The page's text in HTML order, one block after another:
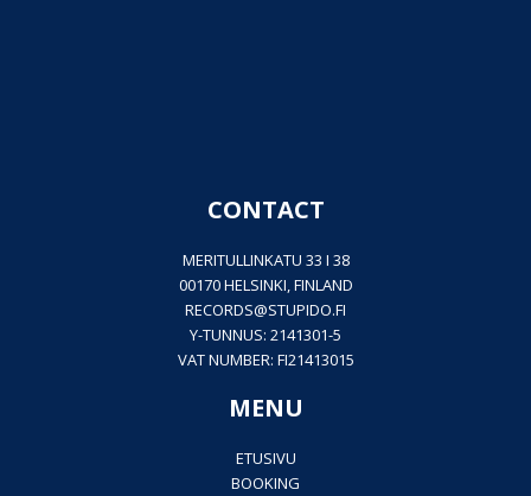
CONTACT
MERITULLINKATU 33 I 38
00170 HELSINKI, FINLAND
RECORDS@STUPIDO.FI
Y-TUNNUS: 2141301-5
VAT NUMBER: FI21413015
MENU
ETUSIVU
BOOKING